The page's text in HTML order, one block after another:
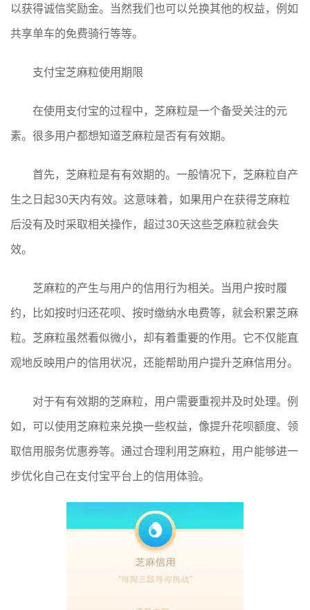
以获得诚信奖励金。当然我们也可以兑换其他的权益，例如
共享单车的免费骑行等等。
支付宝芝麻粒使用期限
在使用支付宝的过程中，芝麻粒是一个备受关注的元
素。很多用户都想知道芝麻粒是否有有效期。
首先，芝麻粒是有有效期的。一般情况下，芝麻粒自产
生之日起30天内有效。这意味着，如果用户在获得芝麻粒
后没有及时采取相关操作，超过30天这些芝麻粒就会失
效。
芝麻粒的产生与用户的信用行为相关。当用户按时履
约，比如按时归还花呗、按时缴纳水电费等，就会积累芝麻
粒。芝麻粒虽然看似微小，却有着重要的作用。它不仅能直
观地反映用户的信用状况，还能帮助用户提升芝麻信用分。
对于有有效期的芝麻粒，用户需要重视并及时处理。例
如，可以使用芝麻粒来兑换一些权益，像提升花呗额度、领
取信用服务优惠券等。通过合理利用芝麻粒，用户能够进一
步优化自己在支付宝平台上的信用体验。